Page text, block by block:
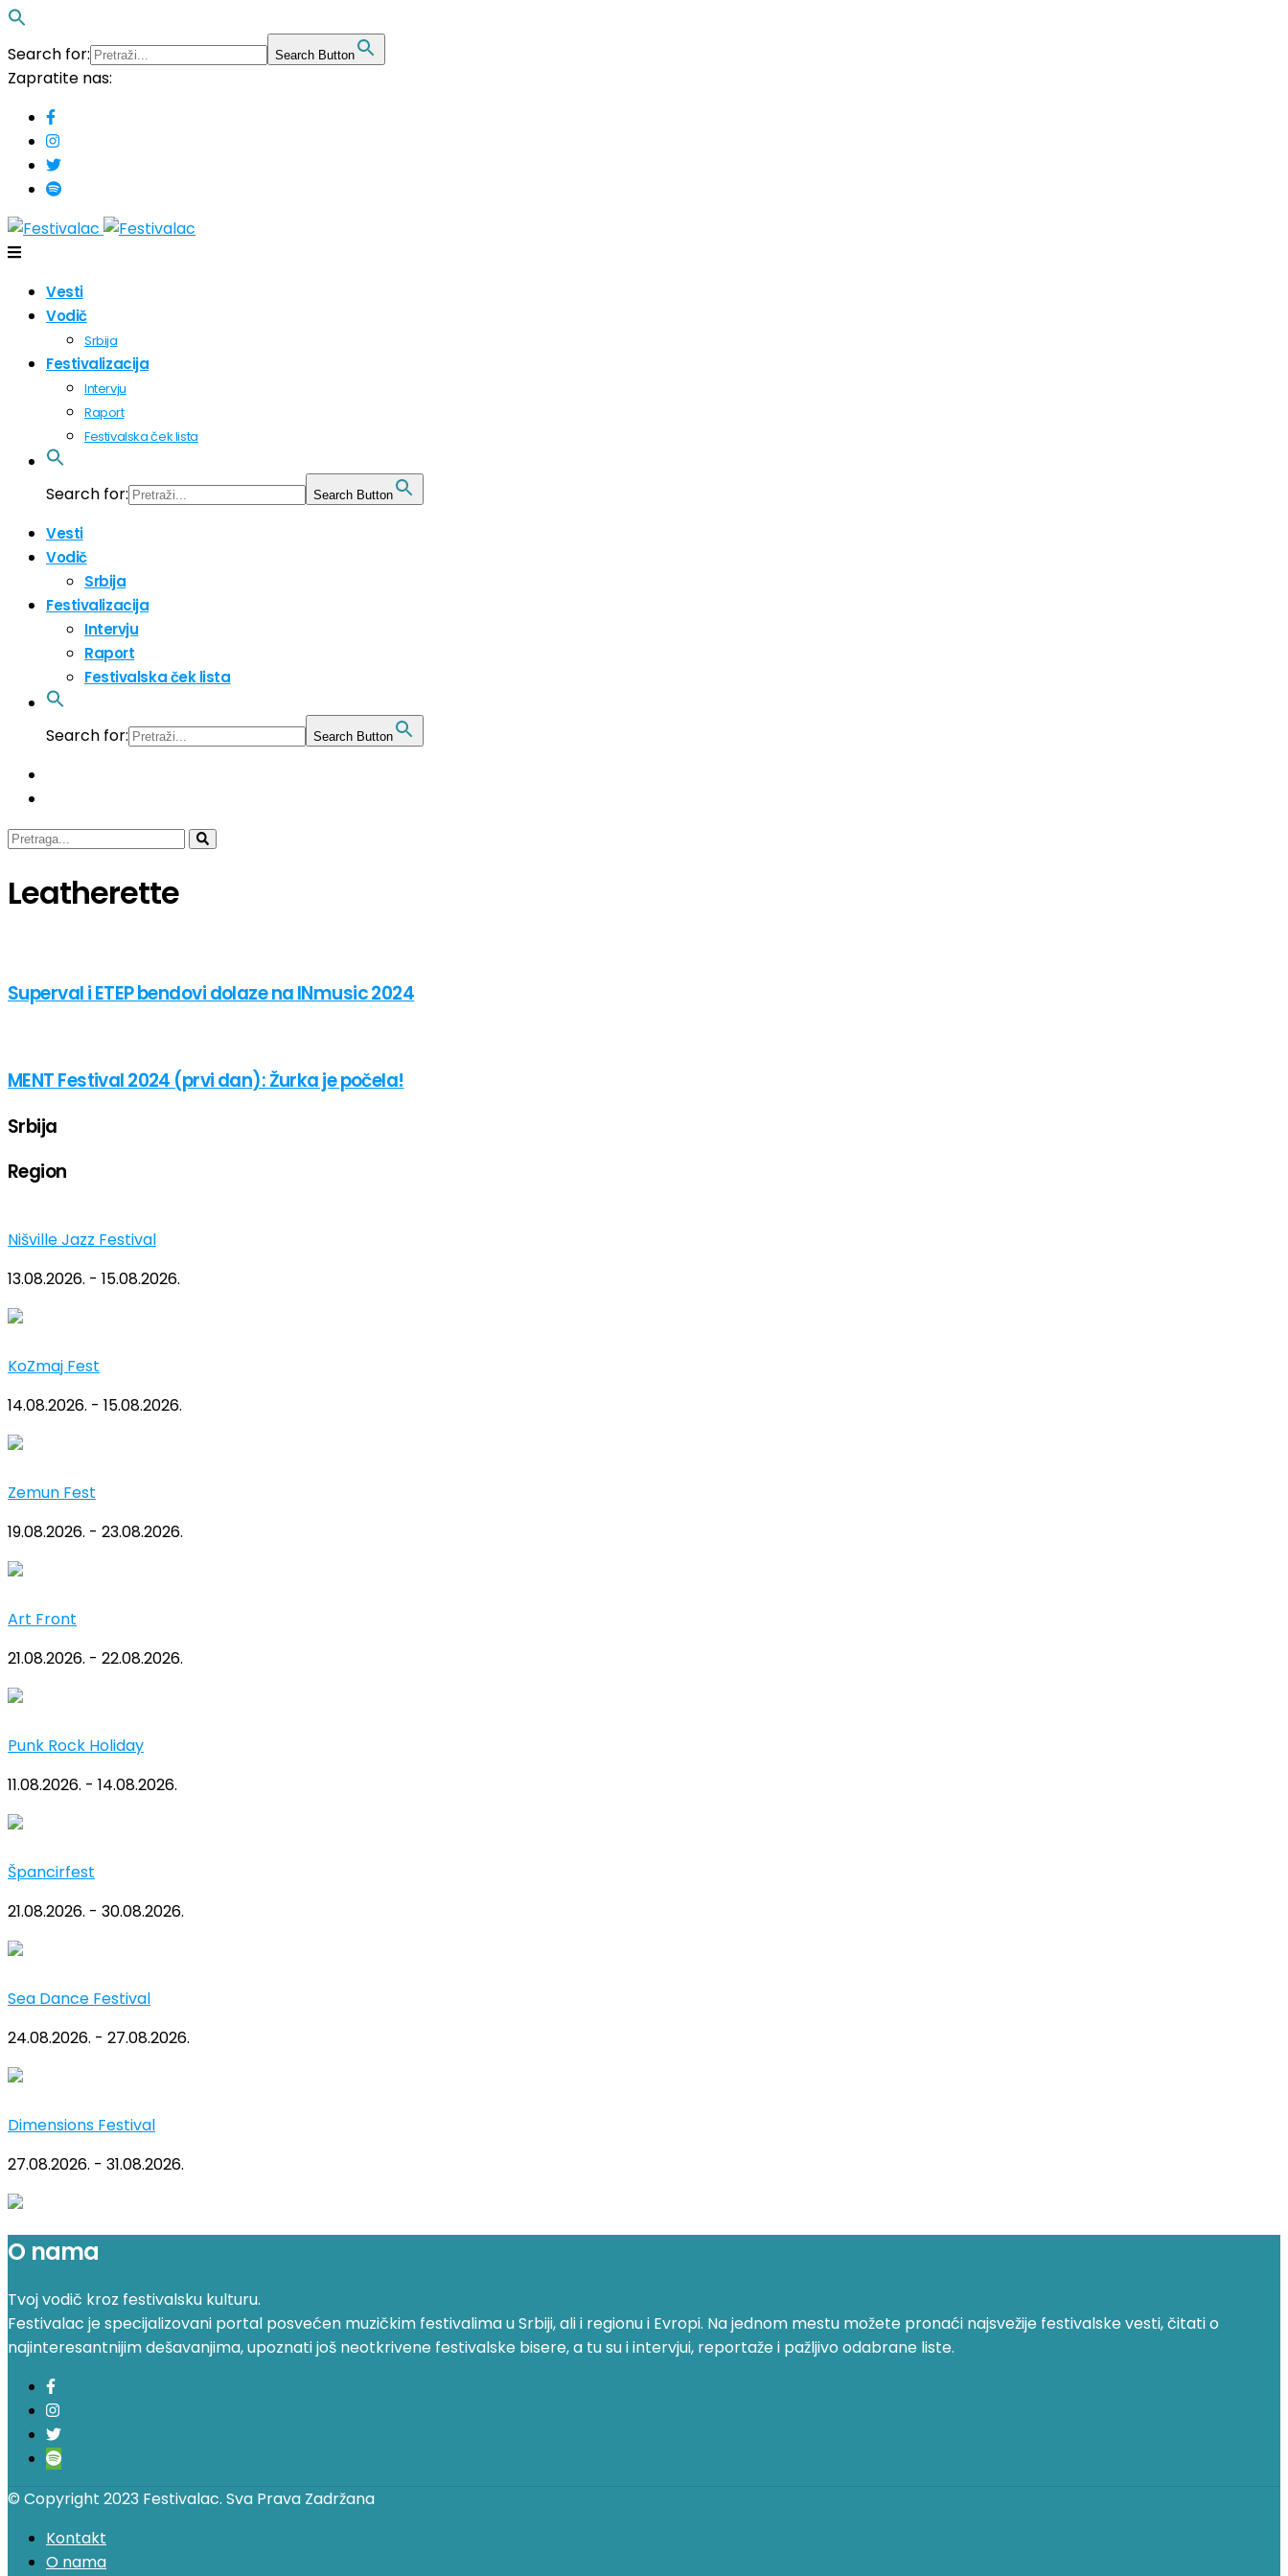
Search for: Search Button
Zapratite nas:
Vesti
Vodič
Srbija
Festivalizacija
Intervju
Raport
Festivalska ček lista
Search for: Search Button
Vesti
Vodič
Srbija
Festivalizacija
Intervju
Raport
Festivalska ček lista
Search for: Search Button
Leatherette
Superval i ETEP bendovi dolaze na INmusic 2024
MENT Festival 2024 (prvi dan): Žurka je počela!
Srbija
Region
Nišville Jazz Festival
13.08.2026. - 15.08.2026.
KoZmaj Fest
14.08.2026. - 15.08.2026.
Zemun Fest
19.08.2026. - 23.08.2026.
Art Front
21.08.2026. - 22.08.2026.
Punk Rock Holiday
11.08.2026. - 14.08.2026.
Špancirfest
21.08.2026. - 30.08.2026.
Sea Dance Festival
24.08.2026. - 27.08.2026.
Dimensions Festival
27.08.2026. - 31.08.2026.
O nama
Tvoj vodič kroz festivalsku kulturu.
Festivalac je specijalizovani portal posvećen muzičkim festivalima u Srbiji, ali i regionu i Evropi. Na jednom mestu možete pronaći najsvežije festivalske vesti, čitati o
najinteresantnijim dešavanjima, upoznati još neotkrivene festivalske bisere, a tu su i intervjui, reportaže i pažljivo odabrane liste.
© Copyright 2023 Festivalac. Sva Prava Zadržana
Kontakt
O nama